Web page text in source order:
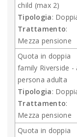
child (max 2)
Tipologia:
Trattamento:
Mezza pensione
Quota in doppia
family Riverside -
persona adulta
Tipologia:
Trattamento:
Mezza pensione
Quota in doppia